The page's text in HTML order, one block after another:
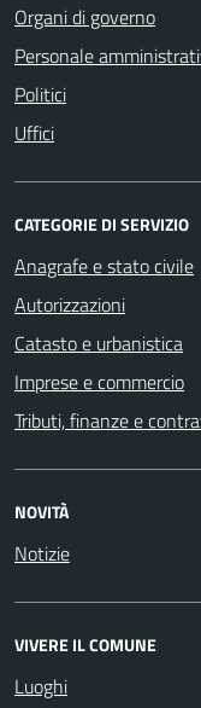
Organi di governo
Personale
Politici
Uffici
CATEGORIE DI SERVIZIO
Anagrafe e stato civile
Autorizzazioni
Catasto e urbanistica
Imprese e commercio
Tributi, finanze e
NOVITÀ
Notizie
VIVERE IL COMUNE
Luoghi